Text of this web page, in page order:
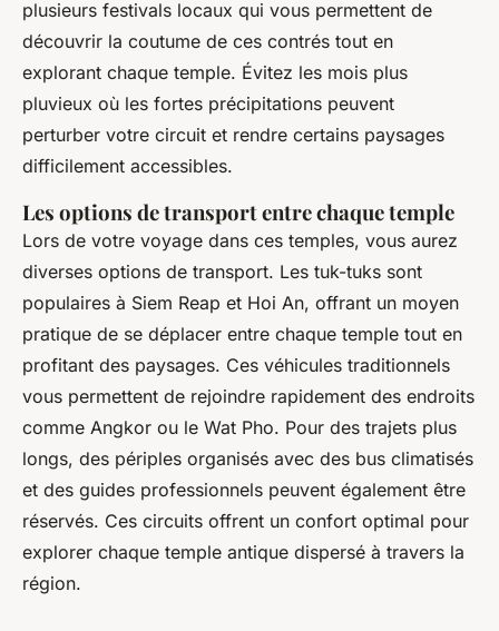
plusieurs festivals locaux qui vous permettent de
découvrir la coutume de ces contrés tout en
explorant chaque temple. Évitez les mois plus
pluvieux où les fortes précipitations peuvent
perturber votre circuit et rendre certains paysages
difficilement accessibles.
Les options de transport entre chaque temple
Lors de votre voyage dans ces temples, vous aurez
diverses options de transport. Les tuk-tuks sont
populaires à Siem Reap et Hoi An, offrant un moyen
pratique de se déplacer entre chaque temple tout en
profitant des paysages. Ces véhicules traditionnels
vous permettent de rejoindre rapidement des endroits
comme Angkor ou le Wat Pho. Pour des trajets plus
longs, des périples organisés avec des bus climatisés
et des guides professionnels peuvent également être
réservés. Ces circuits offrent un confort optimal pour
explorer chaque temple antique dispersé à travers la
région.